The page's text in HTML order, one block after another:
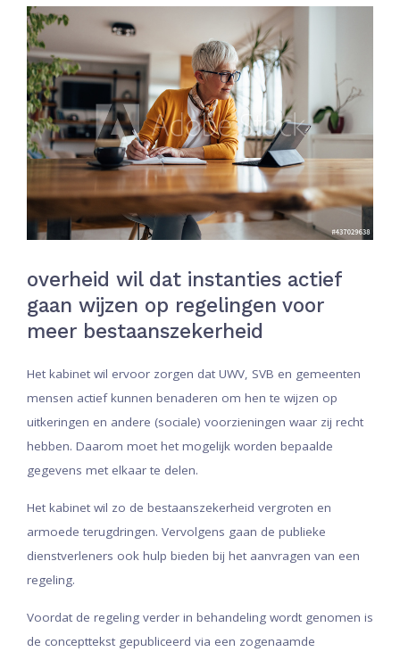
overheid wil dat instanties actief
gaan wijzen op regelingen voor
meer bestaanszekerheid
Het kabinet wil ervoor zorgen dat UWV, SVB en gemeenten
mensen actief kunnen benaderen om hen te wijzen op
uitkeringen en andere (sociale) voorzieningen waar zij recht
hebben. Daarom moet het mogelijk worden bepaalde
gegevens met elkaar te delen.
Het kabinet wil zo de bestaanszekerheid vergroten en
armoede terugdringen. Vervolgens gaan de publieke
dienstverleners ook hulp bieden bij het aanvragen van een
regeling.
Voordat de regeling verder in behandeling wordt genomen is
de concepttekst gepubliceerd via een zogenaamde